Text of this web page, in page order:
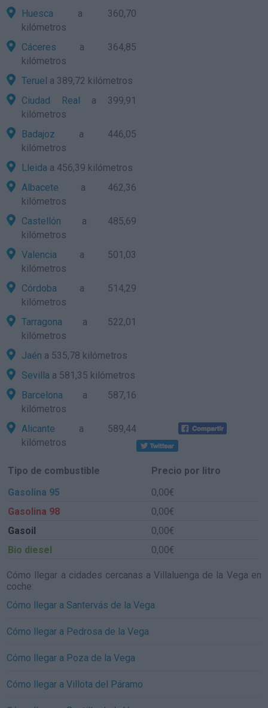
Huesca a 360,70
kilómetros
Cáceres a 364,85
kilómetros
Teruel a 389,72 kilómetros
Ciudad Real a 399,91
kilómetros
Badajoz a 446,05
kilómetros
Lleida a 456,39 kilómetros
Albacete a 462,36
kilómetros
Castellón a 485,69
kilómetros
Valencia a 501,03
kilómetros
Córdoba a 514,29
kilómetros
Tarragona a 522,01
kilómetros
Jaén a 535,78 kilómetros
Sevilla a 581,35 kilómetros
Barcelona a 587,16
kilómetros
Alicante a 589,44
kilómetros
Tipo de combustible
Precio por litro
Gasolina 95
0,00€
Gasolina 98
0,00€
Gasoil
0,00€
Bio diesel
0,00€
Cómo llegar a cidades cercanas a Villaluenga de la Vega en
coche:
Cómo llegar a Santervás de la Vega
Cómo llegar a Pedrosa de la Vega
Cómo llegar a Poza de la Vega
Cómo llegar a Villota del Páramo